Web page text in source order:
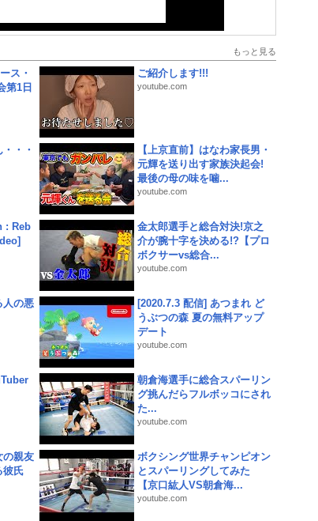
もっと見る
ス・
第1日
ご紹介します!!!
youtube.com
・・
【上京直前】はなわ家長男・
元輝を送り出す家族決起会!
最後の母の味を噛...
youtube.com
: Reb
金太郎選手と総合対決!京之
介が腕十字を決める!?【プロ
ボクサーvs総合...
youtube.com
人の悪
[2020.7.3 配信] あつまれ ど
うぶつの森 夏の無料アップ
デート
youtube.com
朝倉海選手に総合スパーリン
グ挑んだらフルボッコにされ
た...
youtube.com
の親友
彼氏
ボクシング世界チャンピオン
とスパーリングしてみた
【京口紘人VS朝倉海...
youtube.com